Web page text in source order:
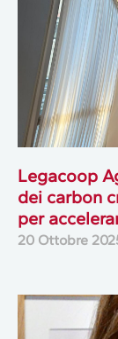
Legacoop
dei carbon
per
20 Ottobre